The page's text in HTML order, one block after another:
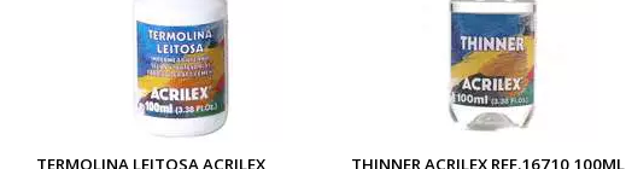
TERMOLINA LEITOSA ACRILEX
THINNER ACRILEX REF.16710 100ML